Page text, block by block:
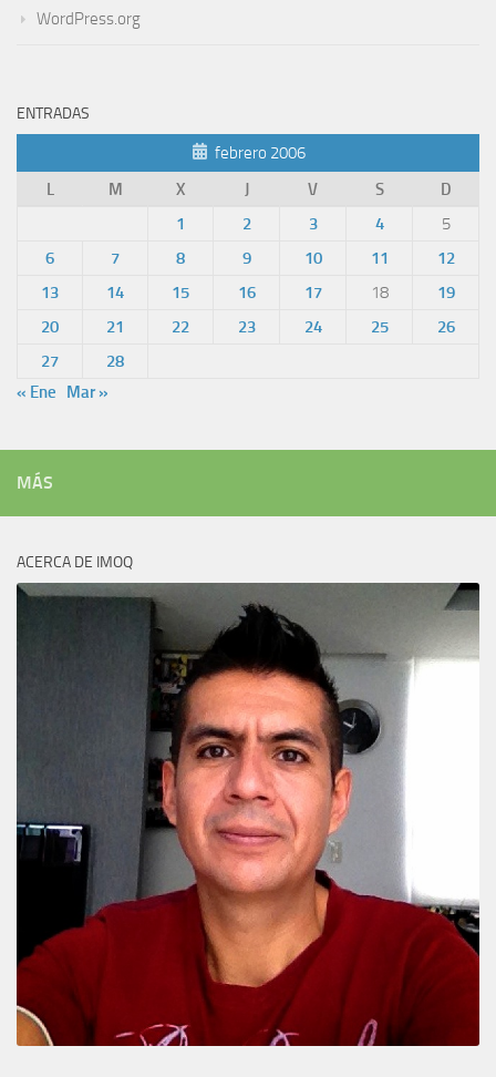
WordPress.org
ENTRADAS
febrero 2006
L
M X J V S
D
1
2 3 4
5
6
7 8 9 10 11
12
13
14 15 16 17 18
19
20
21 22 23 24 25
26
27
28
« Ene
Mar »
MÁS
ACERCA DE IMOQ